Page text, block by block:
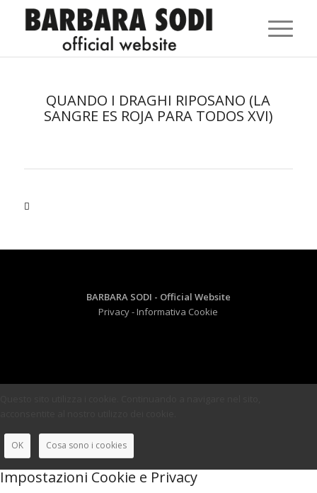
QUANDO I DRAGHI RIPOSANO (LA
SANGRE ES ROJA PARA TODOS XVI)
BARBARA SODI - Official Website
Privacy- Informativa Cookie
OK Cosa sono i cookies
Impostazioni Cookie e Privacy